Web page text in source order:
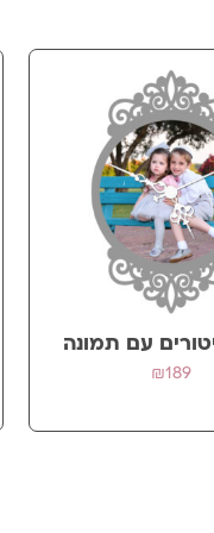
עם תמונה
₪189